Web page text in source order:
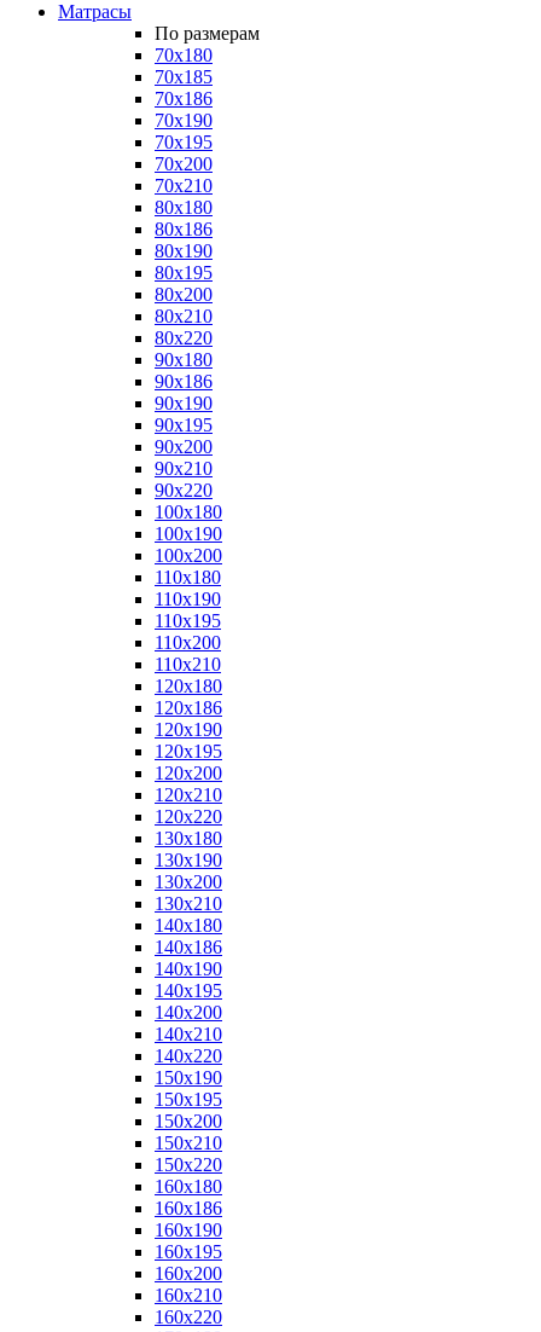
Матрасы
По размерам
70x180
70x185
70x186
70x190
70x195
70x200
70x210
80x180
80x186
80x190
80x195
80x200
80x210
80x220
90x180
90x186
90x190
90x195
90x200
90x210
90x220
100x180
100x190
100x200
110x180
110x190
110x195
110x200
110x210
120x180
120x186
120x190
120x195
120x200
120x210
120x220
130x180
130x190
130x200
130x210
140x180
140x186
140x190
140x195
140x200
140x210
140x220
150x190
150x195
150x200
150x210
150x220
160x180
160x186
160x190
160x195
160x200
160x210
160x220